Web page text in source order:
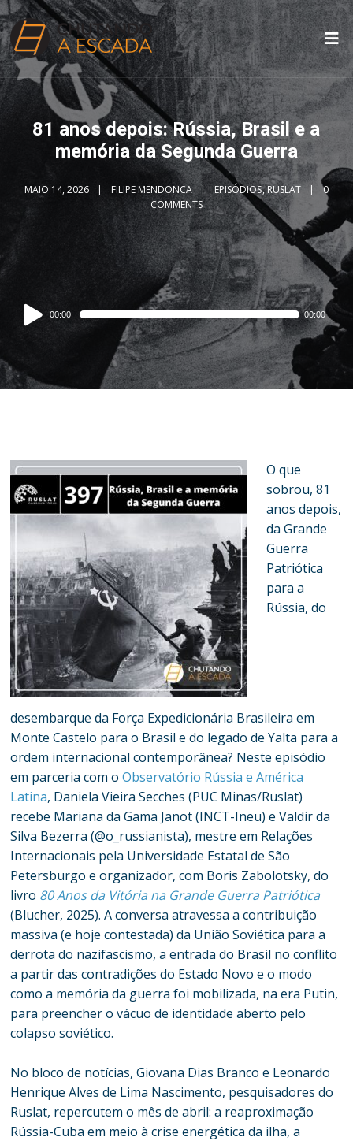
81 anos depois: Rússia, Brasil e a
memória da Segunda Guerra
MAIO 14, 2026 FILIPE MENDONCA EPISÓDIOS,RUSLAT
0
COMMENTS
Audio
Player
00:00 00:00
O que
sobrou, 81
anos depois,
da Grande
Guerra
Patriótica
para a
Rússia, do
desembarque da Força Expedicionária Brasileira em
Monte Castelo para o Brasil e do legado de Yalta para a
ordem internacional contemporânea? Neste episódio
em parceria com oObservatório Rússia e América
Latina, Daniela Vieira Secches (PUC Minas/Ruslat)
recebe Mariana da Gama Janot (INCT-Ineu) e Valdir da
Silva Bezerra (@o_russianista), mestre em Relações
Internacionais pela Universidade Estatal de São
Petersburgo e organizador, com Boris Zabolotsky, do
livro 80 Anos da Vitória na Grande Guerra Patriótica
(Blucher, 2025). A conversa atravessa a contribuição
massiva (e hoje contestada) da União Soviética para a
derrota do nazifascismo, a entrada do Brasil no conflito
a partir das contradições do Estado Novo e o modo
como a memória da guerra foi mobilizada, na era Putin,
para preencher o vácuo de identidade aberto pelo
colapso soviético.
No bloco de notícias, Giovana Dias Branco e Leonardo
Henrique Alves de Lima Nascimento, pesquisadores do
Ruslat, repercutem o mês de abril: a reaproximação
Rússia-Cuba em meio à crise energética da ilha, a